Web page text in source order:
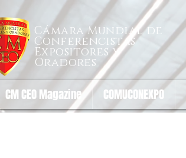
Cámara Mundial de
Conferencistas
Expositores y
Oradores
CM CEO Magazine COMUCONEXPO